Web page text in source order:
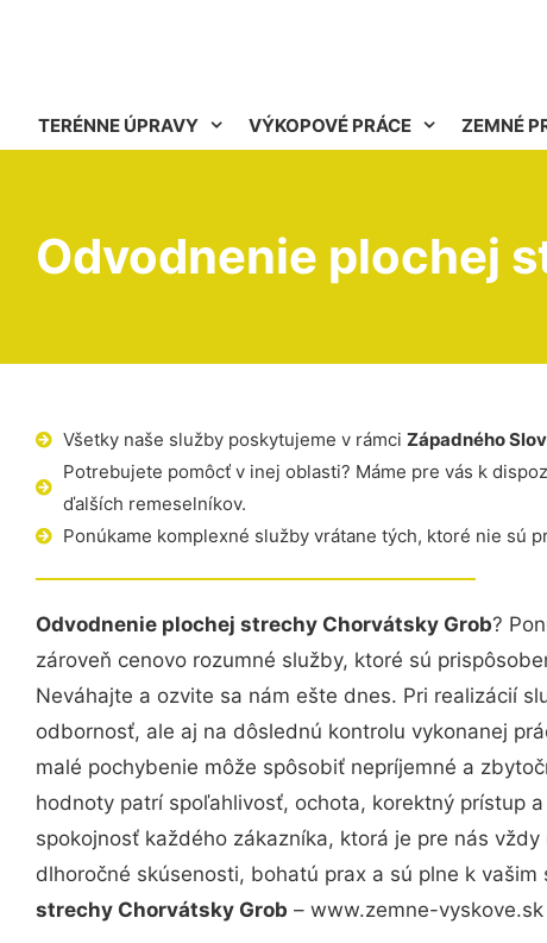
TERÉNNE ÚPRAVY VÝKOPOVÉ PRÁCE ZEMNÉ
Odvodnenie plochej
Všetky naše služby poskytujeme v rámci Západného
Potrebujete pomôcť v inej oblasti? Máme pre vás k
ďalších remeselníkov.
Ponúkame komplexné služby vrátane tých, ktoré nie sú
Odvodnenie plochej strechy Chorvátsky Grob?
zároveň cenovo rozumné služby, ktoré sú
Neváhajte a ozvite sa nám ešte dnes. Pri realizácií
odbornosť, ale aj na dôslednú kontrolu vykonanej
malé pochybenie môže spôsobiť nepríjemné a
hodnoty patrí spoľahlivosť, ochota, korektný prístup
spokojnosť každého zákazníka, ktorá je pre nás
dlhoročné skúsenosti, bohatú prax a sú plne k vašim
strechy Chorvátsky Grob – www.zemne-